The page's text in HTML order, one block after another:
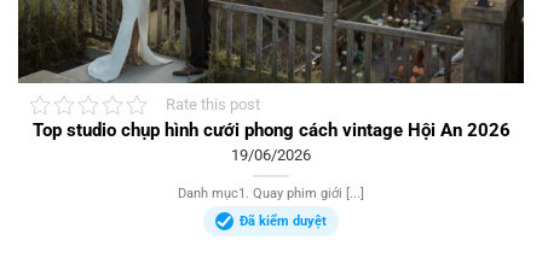
Rate this post
Top studio chụp hình cưới phong cách vintage Hội An 2026
19/06/2026
Danh mục1. Quay phim giới [...]
Đã kiểm duyệt